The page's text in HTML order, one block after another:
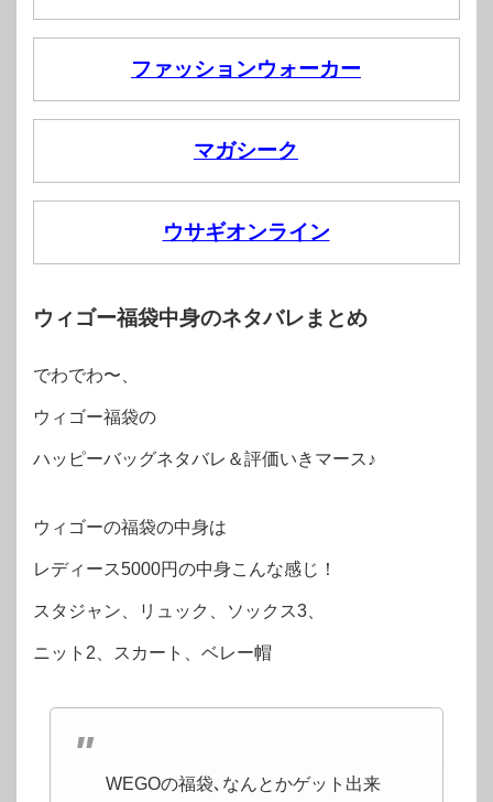
ファッションウォーカー
マガシーク
ウサギオンライン
ウィゴー福袋中身のネタバレまとめ
でわでわ〜、
ウィゴー福袋の
ハッピーバッグネタバレ＆評価いきマース♪
ウィゴーの福袋の中身は
レディース5000円の中身こんな感じ！
スタジャン、リュック、ソックス3、
ニット2、スカート、ベレー帽
WEGOの福袋､なんとかゲット出来